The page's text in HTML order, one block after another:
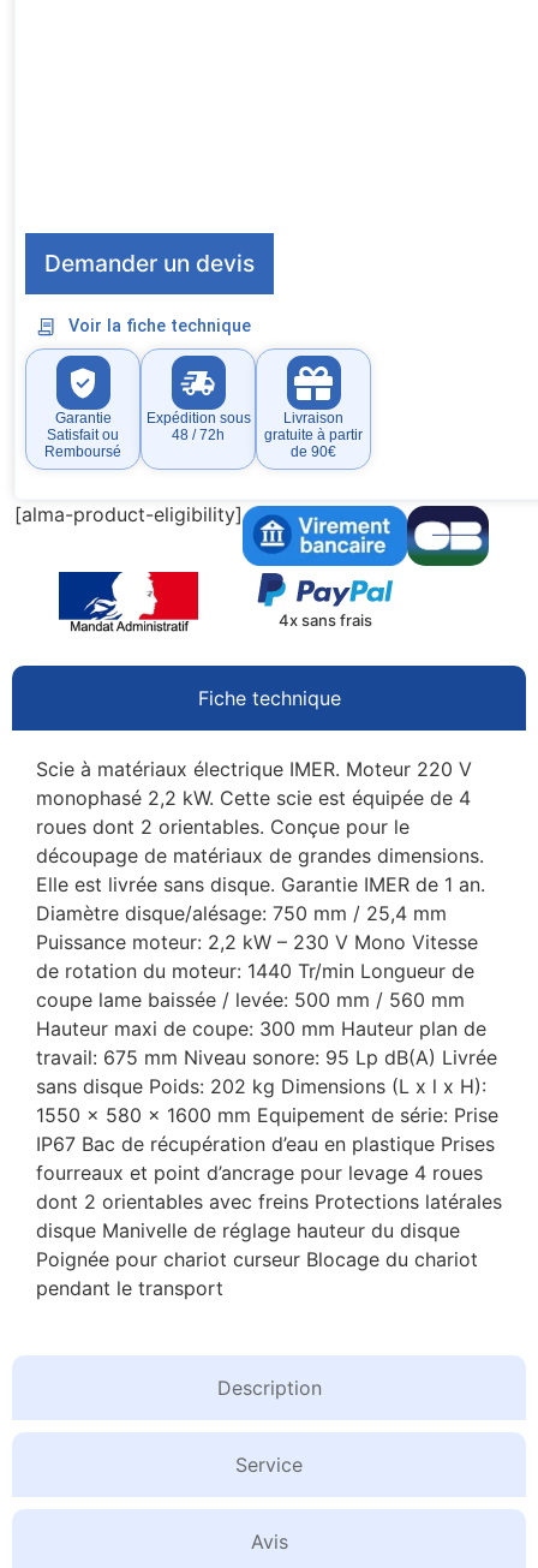
Demander un devis
Voir la fiche technique
Garantie
Satisfait ou
Remboursé
Expédition sous
48 / 72h
Livraison
gratuite à partir
de 90€
[alma-product-eligibility]
4x sans frais
Fiche technique
Description
Service
Avis
Scie à matériaux électrique IMER. Moteur 220 V
monophasé 2,2 kW. Cette scie est équipée de 4
roues dont 2 orientables. Conçue pour le
découpage de matériaux de grandes dimensions.
Elle est livrée sans disque. Garantie IMER de 1 an.
Diamètre disque/alésage: 750 mm / 25,4 mm
Puissance moteur: 2,2 kW – 230 V Mono Vitesse
de rotation du moteur: 1440 Tr/min Longueur de
coupe lame baissée / levée: 500 mm / 560 mm
Hauteur maxi de coupe: 300 mm Hauteur plan de
travail: 675 mm Niveau sonore: 95 Lp dB(A) Livrée
sans disque Poids: 202 kg Dimensions (L x l x H):
1550 x 580 x 1600 mm Equipement de série: Prise
IP67 Bac de récupération d’eau en plastique Prises
fourreaux et point d’ancrage pour levage 4 roues
dont 2 orientables avec freins Protections latérales
disque Manivelle de réglage hauteur du disque
Poignée pour chariot curseur Blocage du chariot
pendant le transport